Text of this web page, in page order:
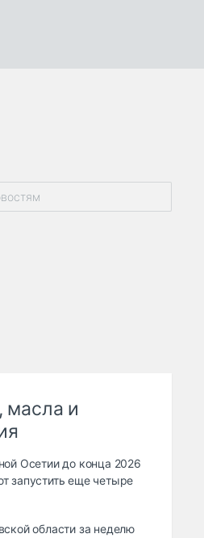
масла и
Осетии до конца 2026
запустить еще четыре
области за неделю